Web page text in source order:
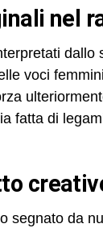
nel
voci
fatta di
segnato da